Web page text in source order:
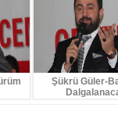
Şükrü Güler-